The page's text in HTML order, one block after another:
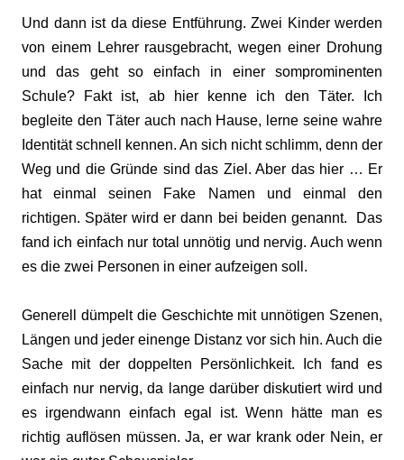
Und dann ist da diese Entführung. Zwei Kinder werden
von einem Lehrer rausgebracht, wegen einer Drohung
und das geht so einfach in einer somprominenten
Schule? Fakt ist, ab hier kenne ich den Täter. Ich
begleite den Täter auch nach Hause, lerne seine wahre
Identität schnell kennen. An sich nicht schlimm, denn der
Weg und die Gründe sind das Ziel. Aber das hier … Er
hat einmal seinen Fake Namen und einmal den
richtigen. Später wird er dann bei beiden genannt. Das
fand ich einfach nur total unnötig und nervig. Auch wenn
es die zwei Personen in einer aufzeigen soll.
Generell dümpelt die Geschichte mit unnötigen Szenen,
Längen und jeder einenge Distanz vor sich hin. Auch die
Sache mit der doppelten Persönlichkeit. Ich fand es
einfach nur nervig, da lange darüber diskutiert wird und
es irgendwann einfach egal ist. Wenn hätte man es
richtig auflösen müssen. Ja, er war krank oder Nein, er